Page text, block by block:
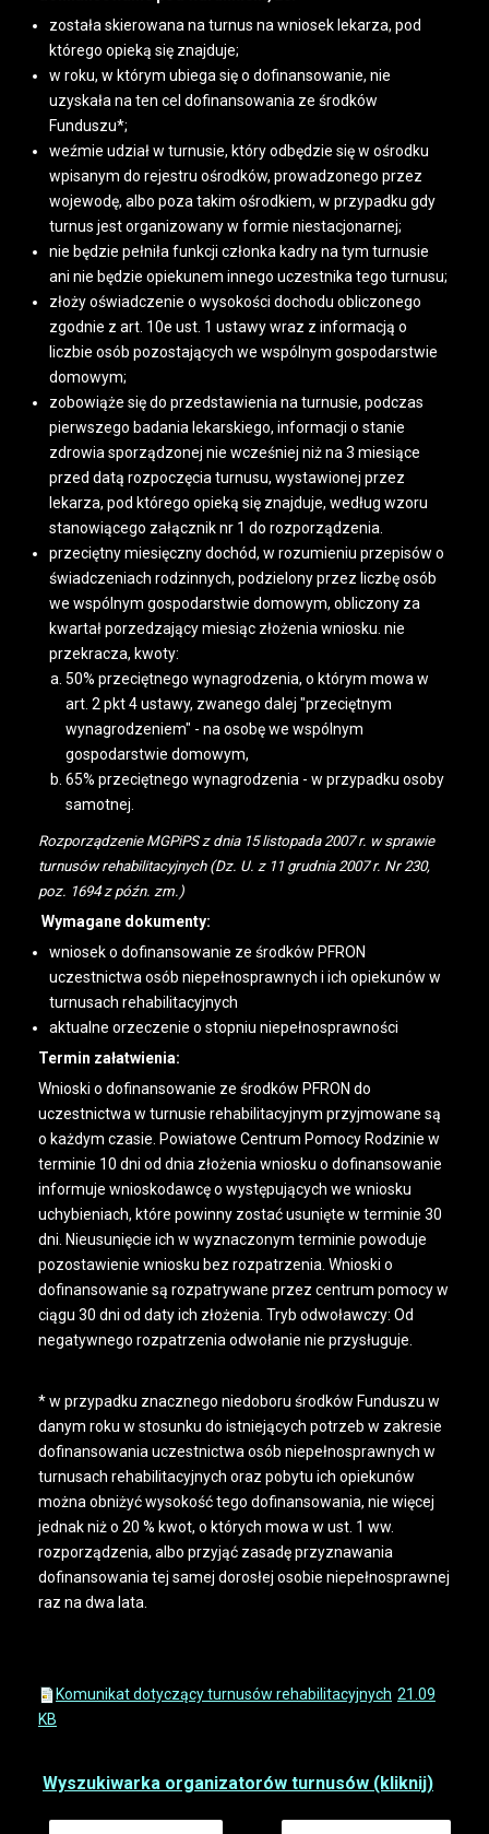
została skierowana na turnus na wniosek lekarza, pod
którego opieką się znajduje;
w roku, w którym ubiega się o dofinansowanie, nie
uzyskała na ten cel dofinansowania ze środków
Funduszu*;
weźmie udział w turnusie, który odbędzie się w ośrodku
wpisanym do rejestru ośrodków, prowadzonego przez
wojewodę, albo poza takim ośrodkiem, w przypadku gdy
turnus jest organizowany w formie niestacjonarnej;
nie będzie pełniła funkcji członka kadry na tym turnusie
ani nie będzie opiekunem innego uczestnika tego turnusu;
złoży oświadczenie o wysokości dochodu obliczonego
zgodnie z art. 10e ust. 1 ustawy wraz z informacją o
liczbie osób pozostających we wspólnym gospodarstwie
domowym;
zobowiąże się do przedstawienia na turnusie, podczas
pierwszego badania lekarskiego, informacji o stanie
zdrowia sporządzonej nie wcześniej niż na 3 miesiące
przed datą rozpoczęcia turnusu, wystawionej przez
lekarza, pod którego opieką się znajduje, według wzoru
stanowiącego załącznik nr 1 do rozporządzenia.
przeciętny miesięczny dochód, w rozumieniu przepisów o
świadczeniach rodzinnych, podzielony przez liczbę osób
we wspólnym gospodarstwie domowym, obliczony za
kwartał porzedzający miesiąc złożenia wniosku. nie
przekracza, kwoty:
50% przeciętnego wynagrodzenia, o którym mowa w
art. 2 pkt 4 ustawy, zwanego dalej "przeciętnym
wynagrodzeniem" - na osobę we wspólnym
gospodarstwie domowym,
65% przeciętnego wynagrodzenia - w przypadku osoby
samotnej.
Rozporządzenie MGPiPS z dnia 15 listopada 2007 r. w sprawie
turnusów rehabilitacyjnych (Dz. U. z 11 grudnia 2007 r. Nr 230,
poz. 1694 z późn. zm.)
Wymagane dokumenty:
wniosek o dofinansowanie ze środków PFRON
uczestnictwa osób niepełnosprawnych i ich opiekunów w
turnusach rehabilitacyjnych
aktualne orzeczenie o stopniu niepełnosprawności
Termin załatwienia:
Wnioski o dofinansowanie ze środków PFRON do
uczestnictwa w turnusie rehabilitacyjnym przyjmowane są
o każdym czasie. Powiatowe Centrum Pomocy Rodzinie w
terminie 10 dni od dnia złożenia wniosku o dofinansowanie
informuje wnioskodawcę o występujących we wniosku
uchybieniach, które powinny zostać usunięte w terminie 30
dni. Nieusunięcie ich w wyznaczonym terminie powoduje
pozostawienie wniosku bez rozpatrzenia. Wnioski o
dofinansowanie są rozpatrywane przez centrum pomocy w
ciągu 30 dni od daty ich złożenia. Tryb odwoławczy: Od
negatywnego rozpatrzenia odwołanie nie przysługuje.
* w przypadku znacznego niedoboru środków Funduszu w
danym roku w stosunku do istniejących potrzeb w zakresie
dofinansowania uczestnictwa osób niepełnosprawnych w
turnusach rehabilitacyjnych oraz pobytu ich opiekunów
można obniżyć wysokość tego dofinansowania, nie więcej
jednak niż o 20 % kwot, o których mowa w ust. 1 ww.
rozporządzenia, albo przyjąć zasadę przyznawania
dofinansowania tej samej dorosłej osobie niepełnosprawnej
raz na dwa lata.
Komunikat dotyczący turnusów rehabilitacyjnych 21.09
KB
Wyszukiwarka organizatorów turnusów (kliknij)